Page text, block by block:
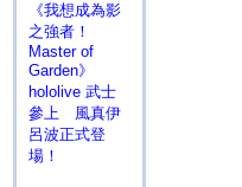
《我想成為影
之強者！
Master of
Garden》
hololive 武士
參上 風真伊
呂波正式登
場！